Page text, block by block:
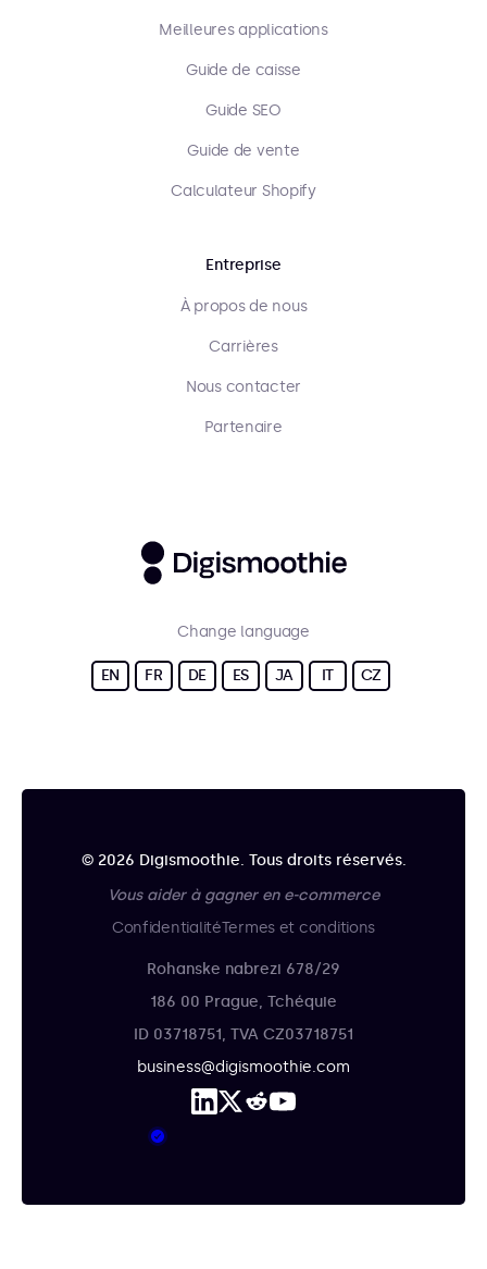
Meilleures applications
Guide de caisse
Guide SEO
Guide de vente
Calculateur Shopify
Entreprise
À propos de nous
Carrières
Nous contacter
Partenaire
Change language
EN FR DE ES JA IT CZ
© 2026 Digismoothie. Tous droits réservés.
Vous aider à gagner en e-commerce
ConfidentialitéTermes et conditions
Rohanske nabrezi 678/29
186 00 Prague, Tchéquie
ID 03718751, TVA CZ03718751
business@digismoothie.com